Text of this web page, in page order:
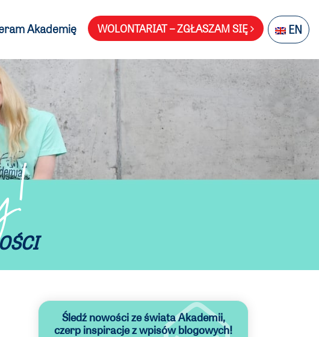
Akademię WOLONTARIAT – ZGŁASZAM SIĘ EN
Śledź nowości ze świata Akademii,
czerp inspiracje z wpisów blogowych!